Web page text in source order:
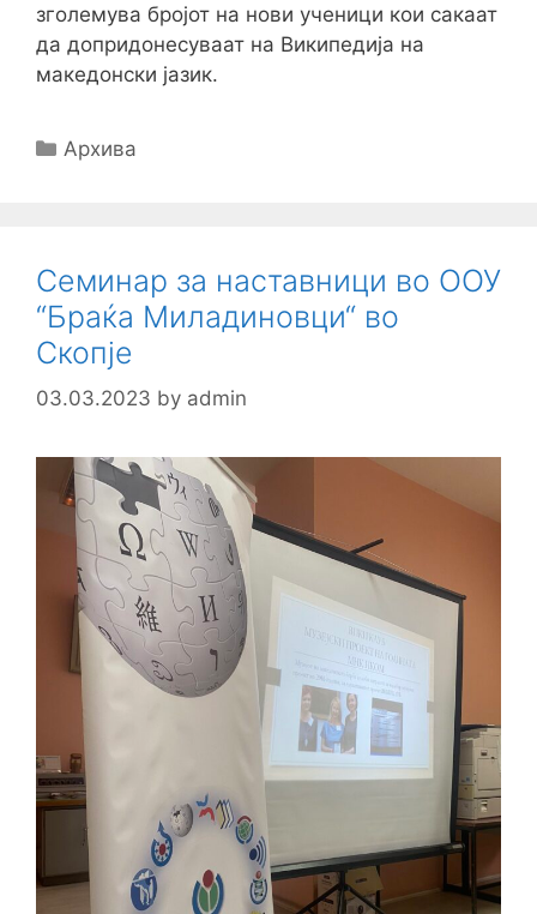
зголемува бројот на нови ученици кои сакаат
да допридонесуваат на Википедија на
македонски јазик.
Categories
Архива
Семинар за наставници во ООУ
“Браќа Миладиновци“ во
Скопје
03.03.2023 by admin